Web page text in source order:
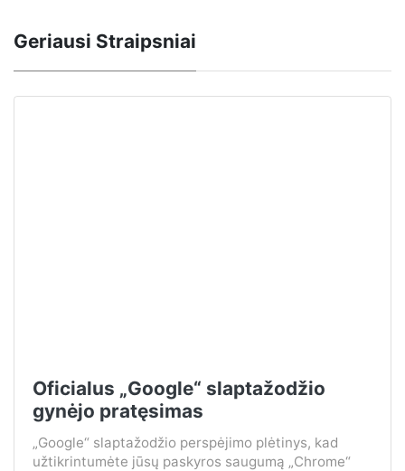
Geriausi Straipsniai
Oficialus „Google“ slaptažodžio
gynėjo pratęsimas
„Google“ slaptažodžio perspėjimo plėtinys, kad
užtikrintumėte jūsų paskyros saugumą „Chrome“